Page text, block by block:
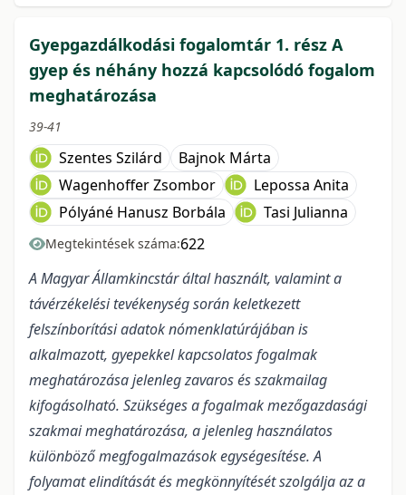
Gyepgazdálkodási fogalomtár 1. rész A
gyep és néhány hozzá kapcsolódó fogalom
meghatározása
39-41
Szentes Szilárd
Bajnok Márta
Wagenhoffer Zsombor
Lepossa Anita
Pólyáné Hanusz Borbála
Tasi Julianna
Megtekintések száma:622
A Magyar Államkincstár által használt, valamint a
távérzékelési tevékenység során keletkezett
felszínborítási adatok nómenklatúrájában is
alkalmazott, gyepekkel kapcsolatos fogalmak
meghatározása jelenleg zavaros és szakmailag
kifogásolható. Szükséges a fogalmak mezőgazdasági
szakmai meghatározása, a jelenleg használatos
különböző megfogalmazások egységesítése. A
folyamat elindítását és megkönnyítését szolgálja az a